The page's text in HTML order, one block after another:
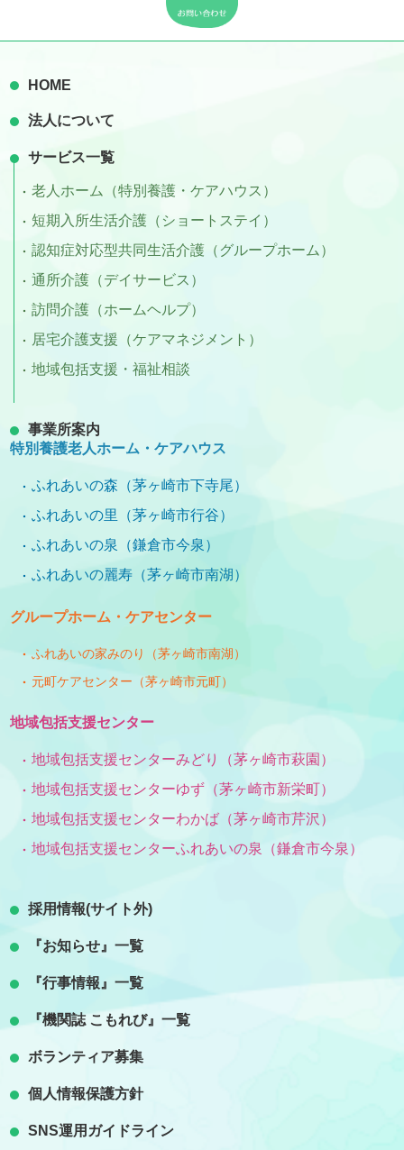
HOME
法人について
サービス一覧
老人ホーム（特別養護・ケアハウス）
短期入所生活介護（ショートステイ）
認知症対応型共同生活介護（グループホーム）
通所介護（デイサービス）
訪問介護（ホームヘルプ）
居宅介護支援（ケアマネジメント）
地域包括支援・福祉相談
事業所案内
特別養護老人ホーム・ケアハウス
ふれあいの森（茅ヶ崎市下寺尾）
ふれあいの里（茅ヶ崎市行谷）
ふれあいの泉（鎌倉市今泉）
ふれあいの麗寿（茅ヶ崎市南湖）
グループホーム・ケアセンター
ふれあいの家みのり（茅ヶ崎市南湖）
元町ケアセンター（茅ヶ崎市元町）
地域包括支援センター
地域包括支援センターみどり（茅ヶ崎市萩園）
地域包括支援センターゆず（茅ヶ崎市新栄町）
地域包括支援センターわかば（茅ヶ崎市芹沢）
地域包括支援センターふれあいの泉（鎌倉市今泉）
採用情報(サイト外)
『お知らせ』一覧
『行事情報』一覧
『機関誌 こもれび』一覧
ボランティア募集
個人情報保護方針
SNS運用ガイドライン